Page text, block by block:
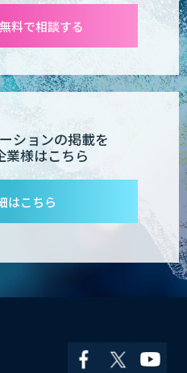
刺を商談に変える
」
AIエージェント
料で相談する
ションの掲載を
業様はこちら
はこちら